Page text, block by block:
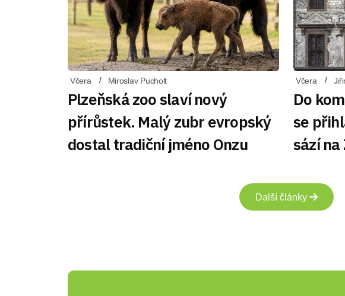
Včera Miroslav Pucholt
Plzeňská zoo slaví nový
přírůstek. Malý zubr evropský
dostal tradiční jméno Onzu
Včera
Do
se
sází
Další články